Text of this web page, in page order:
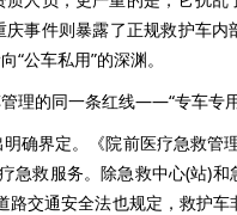
庆事件则暴露了正规救护车
公车私用”的深渊。
的同一条红线——“专车专用
界定。《院前医疗急救管
急救服务。除急救中心(站)
交通安全法也规定，救护